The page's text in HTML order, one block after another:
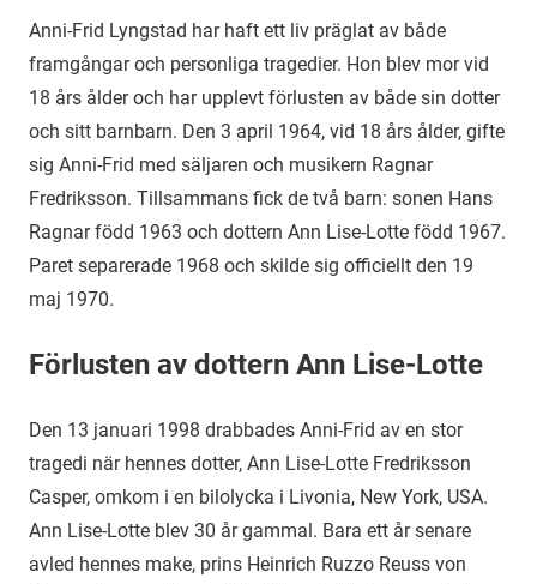
Anni-Frid Lyngstad har haft ett liv präglat av både
framgångar och personliga tragedier. Hon blev mor vid
18 års ålder och har upplevt förlusten av både sin dotter
och sitt barnbarn. Den 3 april 1964, vid 18 års ålder, gifte
sig Anni-Frid med säljaren och musikern Ragnar
Fredriksson. Tillsammans fick de två barn: sonen Hans
Ragnar född 1963 och dottern Ann Lise-Lotte född 1967.
Paret separerade 1968 och skilde sig officiellt den 19
maj 1970.
Förlusten av dottern Ann Lise-Lotte
Den 13 januari 1998 drabbades Anni-Frid av en stor
tragedi när hennes dotter, Ann Lise-Lotte Fredriksson
Casper, omkom i en bilolycka i Livonia, New York, USA.
Ann Lise-Lotte blev 30 år gammal. Bara ett år senare
avled hennes make, prins Heinrich Ruzzo Reuss von